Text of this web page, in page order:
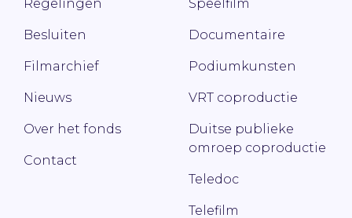
Regelingen
Besluiten
Filmarchief
Nieuws
Over het fonds
Contact
Speelfilm
Documentaire
Podiumkunsten
VRT coproductie
Duitse publieke
omroep coproductie
Teledoc
Telefilm